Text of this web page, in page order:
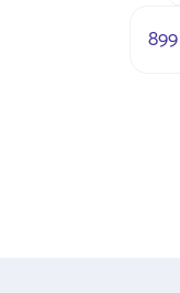
899